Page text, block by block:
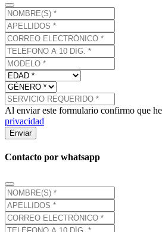
Al enviar este formulario confirmo que
privacidad
Enviar
Contacto por whatsapp